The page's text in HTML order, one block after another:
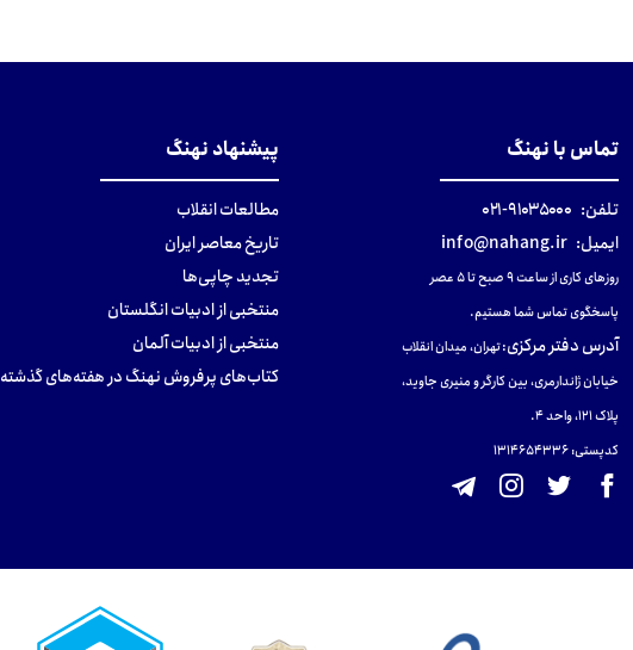
تماس با نهنگ
تلفن: ۹۱۰۳۵۰۰۰-۰۲۱
ایمیل: info@nahang.ir
روزهای کاری از ساعت ۹ صبح تا ۵ عصر
پاسخگوی تماس شما هستیم.
آدرس دفتر مرکزی:تهران، میدان انقلاب
خیابان ژاندارمری، بین کارگر و منیری جاوید،
پلاک 121، واحد ۴.
کدپستی: 131465433۶
پیشنهاد نهنگ
مطالعات انقلاب
تاریخ معاصر ایران
تجدید چاپی‌ها
منتخبی از ادبیات انگلستان
منتخبی از ادبیات آلمان
کتاب‌های پرفروش نهنگ در هفته‌های گذشته